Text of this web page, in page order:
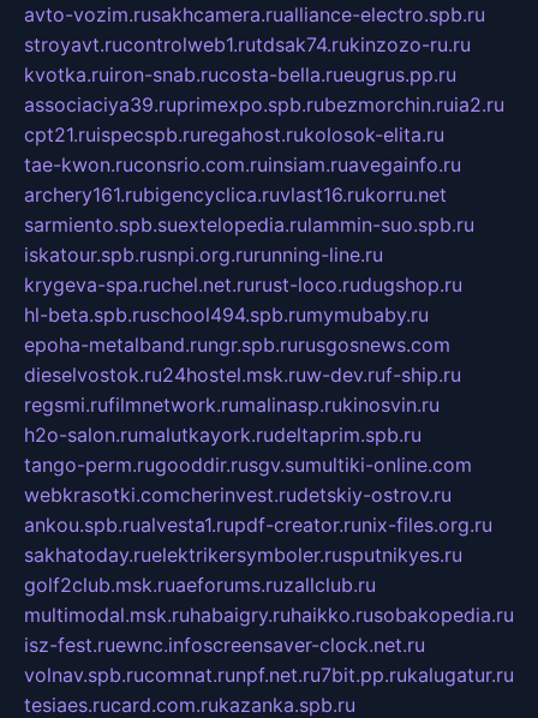
avto-vozim.rusakhcamera.rualliance-electro.spb.ru
stroyavt.rucontrolweb1.rutdsak74.rukinzozo-ru.ru
kvotka.ruiron-snab.rucosta-bella.rueugrus.pp.ru
associaciya39.ruprimexpo.spb.rubezmorchin.ruia2.ru
cpt21.ruispecspb.ruregahost.rukolosok-elita.ru
tae-kwon.ruconsrio.com.ruinsiam.ruavegainfo.ru
archery161.rubigencyclica.ruvlast16.rukorru.net
sarmiento.spb.suextelopedia.rulammin-suo.spb.ru
iskatour.spb.rusnpi.org.rurunning-line.ru
krygeva-spa.ruchel.net.rurust-loco.rudugshop.ru
hl-beta.spb.ruschool494.spb.rumymubaby.ru
epoha-metalband.rungr.spb.rurusgosnews.com
dieselvostok.ru24hostel.msk.ruw-dev.ruf-ship.ru
regsmi.rufilmnetwork.rumalinasp.rukinosvin.ru
h2o-salon.rumalutkayork.rudeltaprim.spb.ru
tango-perm.rugooddir.rusgv.sumultiki-online.com
webkrasotki.comcherinvest.rudetskiy-ostrov.ru
ankou.spb.rualvesta1.rupdf-creator.runix-files.org.ru
sakhatoday.ruelektrikersymboler.rusputnikyes.ru
golf2club.msk.ruaeforums.ruzallclub.ru
multimodal.msk.ruhabaigry.ruhaikko.rusobakopedia.ru
isz-fest.ruewnc.infoscreensaver-clock.net.ru
volnav.spb.rucomnat.runpf.net.ru7bit.pp.rukalugatur.ru
tesiaes.rucard.com.rukazanka.spb.ru